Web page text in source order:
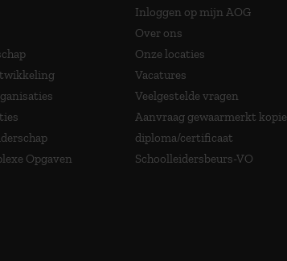
Opgaven
Inloggen op mijn AOG
Over ons
Onze locaties
Vacatures
Veelgestelde vragen
Aanvraag gewaarmerkt kopie
diploma/certificaat
Schoolleidersbeurs-VO